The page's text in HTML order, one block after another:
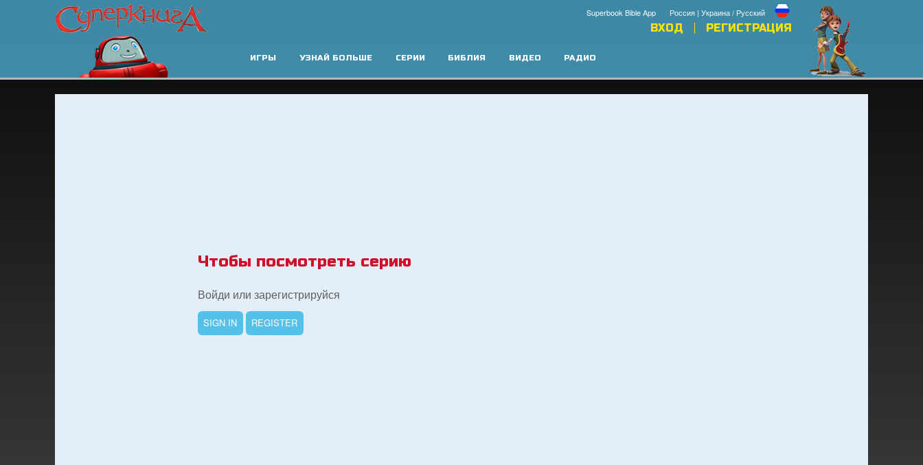
Россия | Украина / Русский
Superbook Bible App
ВХОД РЕГИСТРАЦИЯ
ИГРЫ УЗНАЙ БОЛЬШЕ СЕРИИ БИБЛИЯ ВИДЕО РАДИО
Чтобы посмотреть серию
Войди или зарегистрируйся
SIGN IN REGISTER